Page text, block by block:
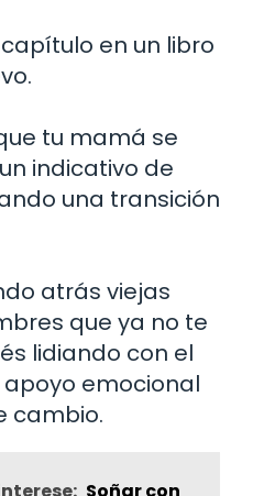
en un libro
tu mamá se
indicativo de
una transición
atrás viejas
que ya no te
lidiando con el
emocional
cambio.
Soñar con